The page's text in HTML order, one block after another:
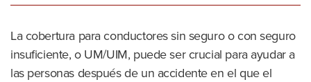
La cobertura para conductores sin seguro o con seguro
insuficiente, o UM/UIM, puede ser crucial para ayudar a
las personas después de un accidente en el que el